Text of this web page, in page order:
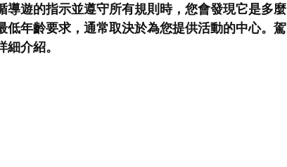
遊的指示並遵守所有規則時，您會發現它是多麼
年齡要求，通常取決於為您提供活動的中心。駕
介紹。